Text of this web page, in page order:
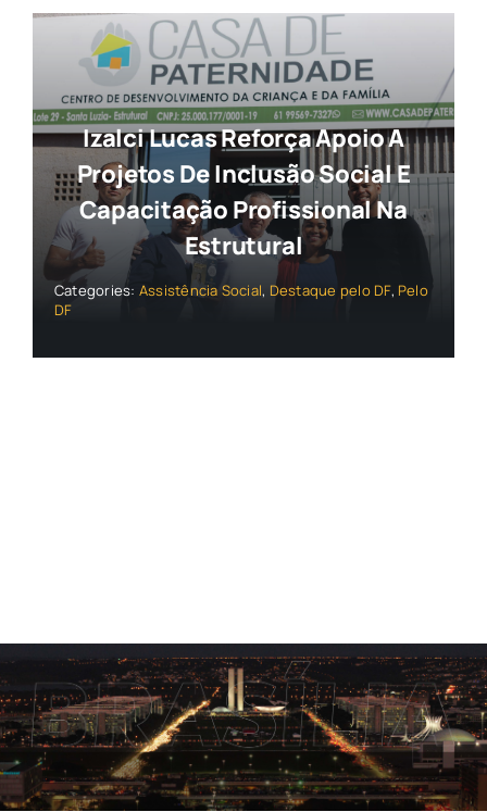
Izalci Lucas Reforça Apoio A
Projetos De Inclusão Social E
Capacitação Profissional Na
Estrutural
Categories: Assistência Social, Destaque pelo DF, Pelo
DF